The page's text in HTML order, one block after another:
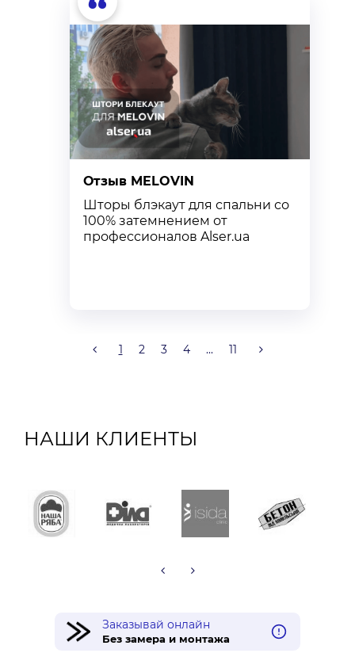
“
Отзыв MELOVIN
Шторы блэкаут для спальни со
100% затемнением от
профессионалов Alser.ua
1 2 3 4 ... 11
НАШИ КЛИЕНТЫ
Заказывай онлайн
Без замера и монтажа